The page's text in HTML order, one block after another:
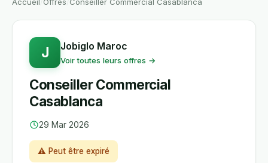
J Jobiglo Maroc
Voir toutes leurs offres →
Conseiller Commercial
Casablanca
29 Mar 2026
⚠ Peut être expiré